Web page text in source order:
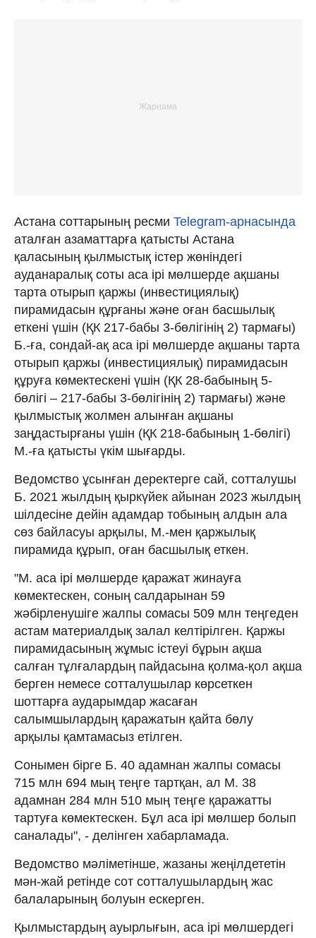
Астана соттарының ресми Telegram-арнасында
аталған азаматтарға қатысты Астана
қаласының қылмыстық істер жөніндегі
ауданаралық соты аса ірі мөлшерде ақшаны
тарта отырып қаржы (инвестициялық)
пирамидасын құрғаны және оған басшылық
еткені үшін (ҚК 217-бабы 3-бөлігінің 2) тармағы)
Б.-ға, сондай-ақ аса ірі мөлшерде ақшаны тарта
отырып қаржы (инвестициялық) пирамидасын
құруға көмектескені үшін (ҚК 28-бабының 5-
бөлігі – 217-бабы 3-бөлігінің 2) тармағы) және
қылмыстық жолмен алынған ақшаны
заңдастырғаны үшін (ҚК 218-бабының 1-бөлігі)
М.-ға қатысты үкім шығарды.
Ведомство ұсынған деректерге сай, сотталушы
Б. 2021 жылдың қыркүйек айынан 2023 жылдың
шілдесіне дейін адамдар тобының алдын ала
сөз байласуы арқылы, М.-мен қаржылық
пирамида құрып, оған басшылық еткен.
"М. аса ірі мөлшерде қаражат жинауға
көмектескен, соның салдарынан 59
жәбірленушіге жалпы сомасы 509 млн теңгеден
астам материалдық залал келтірілген. Қаржы
пирамидасының жұмыс істеуі бұрын ақша
салған тұлғалардың пайдасына қолма-қол ақша
берген немесе сотталушылар көрсеткен
шоттарға аударымдар жасаған
салымшылардың қаражатын қайта бөлу
арқылы қамтамасыз етілген.
Сонымен бірге Б. 40 адамнан жалпы сомасы
715 млн 694 мың теңге тартқан, ал М. 38
адамнан 284 млн 510 мың теңге қаражатты
тартуға көмектескен. Бұл аса ірі мөлшер болып
саналады", - делінген хабарламада.
Ведомство мәліметінше, жазаны жеңілдететін
мән-жай ретінде сот сотталушылардың жас
балаларының болуын ескерген.
Қылмыстардың ауырлығын, аса ірі мөлшердегі